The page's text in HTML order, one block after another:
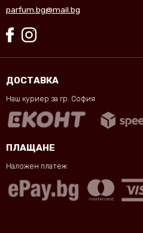
parfum.bg@mail.bg
ДОСТАВКА
Наш куриер за гр. София
ПЛАЩАНЕ
Наложен платеж